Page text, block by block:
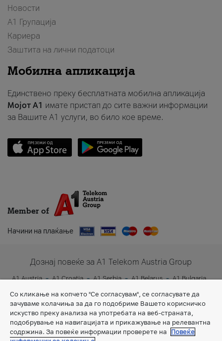
Новости
А1 Групација
Кариера
Заштита на лични податоци
Мобилна апликација
Единствено преку бесплатната мобилна апликација
Мојот A1 имате пристап до сите важни информации
за Вашите A1 услуги, во било кое време.
Member of
Начини на плаќање
Дознај повеќе за A1 Telekom Austria Group
A1 Austria A1 Croatia A1 Serbia A1 Belarus
A1 Bulgaria
Со кликање на копчето "Се согласувам", се согласувате да
зачуваме колачиња за да го подобриме Вашето корисничко
искуство преку анализа на употребата на веб-страната,
подобрување на навигацијата и прикажување на релевантна
содржина. За повеќе информации проверете на
Повеќе